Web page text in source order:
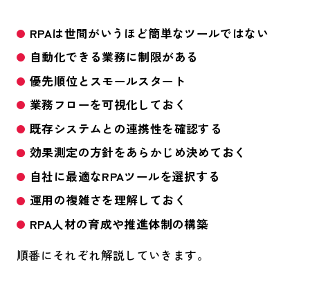
RPAは世間がいうほど簡単なツールではない
自動化できる業務に制限がある
優先順位とスモールスタート
業務フローを可視化しておく
既存システムとの連携性を確認する
効果測定の方針をあらかじめ決めておく
自社に最適なRPAツールを選択する
運用の複雑さを理解しておく
RPA人材の育成や推進体制の構築
順番にそれぞれ解説していきます。